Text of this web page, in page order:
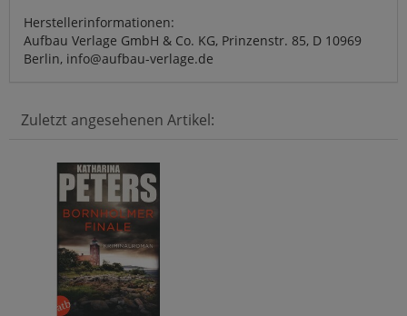
Herstellerinformationen:
Aufbau Verlage GmbH & Co. KG, Prinzenstr. 85, D 10969
Berlin, info@aufbau-verlage.de
Zuletzt angesehenen Artikel: